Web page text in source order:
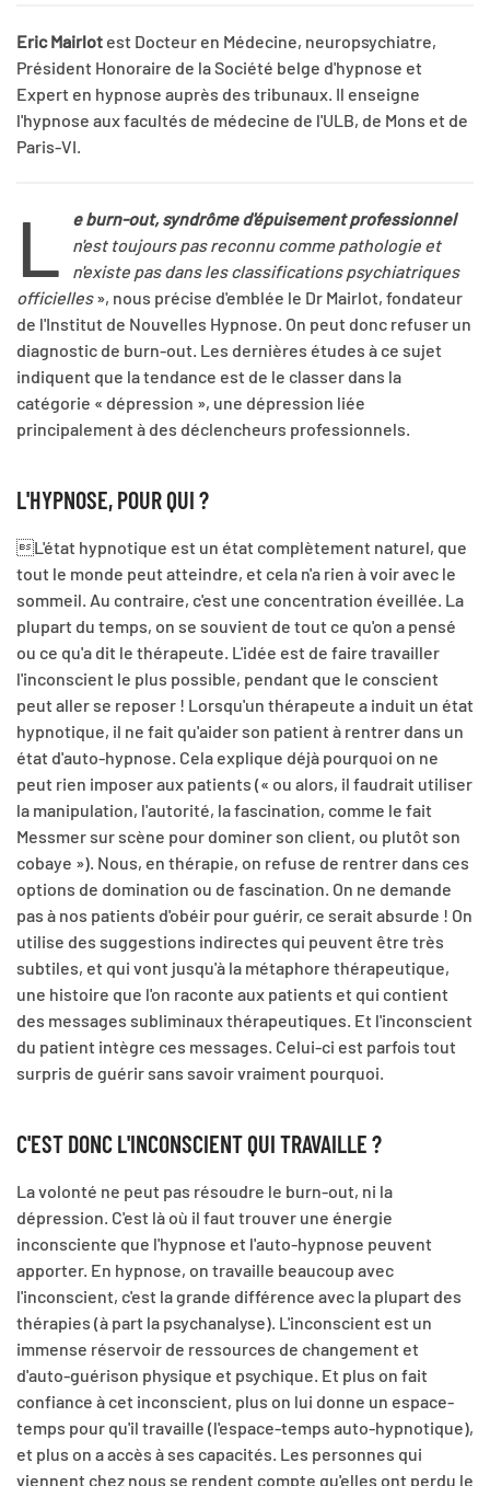
Eric Mairlot est Docteur en Médecine, neuropsychiatre,
Président Honoraire de la Société belge d'hypnose et
Expert en hypnose auprès des tribunaux. Il enseigne
l'hypnose aux facultés de médecine de l'ULB, de Mons et de
Paris-VI.
L
e burn-out, syndrôme d'épuisement professionnel
n'est toujours pas reconnu comme pathologie et
n'existe pas dans les classifications psychiatriques
officielles», nous précise d'emblée le Dr Mairlot, fondateur
de l'Institut de Nouvelles Hypnose. On peut donc refuser un
diagnostic de burn-out. Les dernières études à ce sujet
indiquent que la tendance est de le classer dans la
catégorie « dépression », une dépression liée
principalement à des déclencheurs professionnels.
L'HYPNOSE, POUR QUI ?
L'état hypnotique est un état complètement naturel, que
tout le monde peut atteindre, et cela n'a rien à voir avec le
sommeil. Au contraire, c'est une concentration éveillée. La
plupart du temps, on se souvient de tout ce qu'on a pensé
ou ce qu'a dit le thérapeute. L'idée est de faire travailler
l'inconscient le plus possible, pendant que le conscient
peut aller se reposer ! Lorsqu'un thérapeute a induit un état
hypnotique, il ne fait qu'aider son patient à rentrer dans un
état d'auto-hypnose. Cela explique déjà pourquoi on ne
peut rien imposer aux patients (« ou alors, il faudrait utiliser
la manipulation, l'autorité, la fascination, comme le fait
Messmer sur scène pour dominer son client, ou plutôt son
cobaye »). Nous, en thérapie, on refuse de rentrer dans ces
options de domination ou de fascination. On ne demande
pas à nos patients d'obéir pour guérir, ce serait absurde ! On
utilise des suggestions indirectes qui peuvent être très
subtiles, et qui vont jusqu'à la métaphore thérapeutique,
une histoire que l'on raconte aux patients et qui contient
des messages subliminaux thérapeutiques. Et l'inconscient
du patient intègre ces messages. Celui-ci est parfois tout
surpris de guérir sans savoir vraiment pourquoi.
C'EST DONC L'INCONSCIENT QUI TRAVAILLE ?
La volonté ne peut pas résoudre le burn-out, ni la
dépression. C'est là où il faut trouver une énergie
inconsciente que l'hypnose et l'auto-hypnose peuvent
apporter. En hypnose, on travaille beaucoup avec
l'inconscient, c'est la grande différence avec la plupart des
thérapies (à part la psychanalyse). L'inconscient est un
immense réservoir de ressources de changement et
d'auto-guérison physique et psychique. Et plus on fait
confiance à cet inconscient, plus on lui donne un espace-
temps pour qu'il travaille (l'espace-temps auto-hypnotique),
et plus on a accès à ses capacités. Les personnes qui
viennent chez nous se rendent compte qu'elles ont perdu le